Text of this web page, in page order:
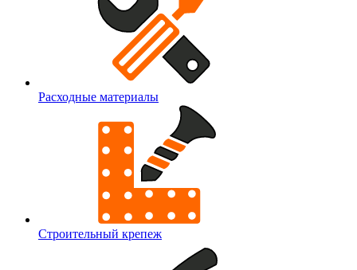
Расходные материалы
Строительный крепеж